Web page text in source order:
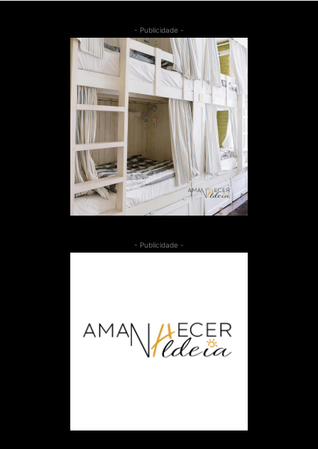
- Publicidade -
- Publicidade -